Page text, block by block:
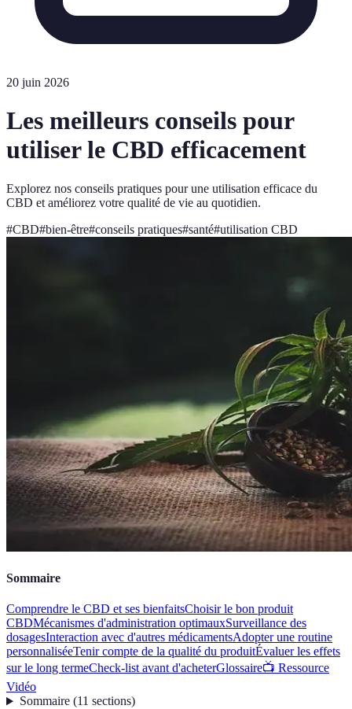
20 juin 2026
Les meilleurs conseils pour
utiliser le CBD efficacement
Explorez nos conseils pratiques pour une utilisation efficace du
CBD et améliorez votre qualité de vie au quotidien.
#CBD#bien-être#conseils pratiques#santé#utilisation CBD
Sommaire
Comprendre le CBD et ses bienfaitsChoisir le bon produit
CBDMécanismes d'administration optimauxSurveillance des
dosagesInteraction avec d'autres médicamentsAdopter une routine
personnaliséeTenir compte de la qualité du produitÉvaluer les effets
sur le long termeCheck-list avant d'acheterGlossaire📺 Ressource
Vidéo
Sommaire(11 sections)